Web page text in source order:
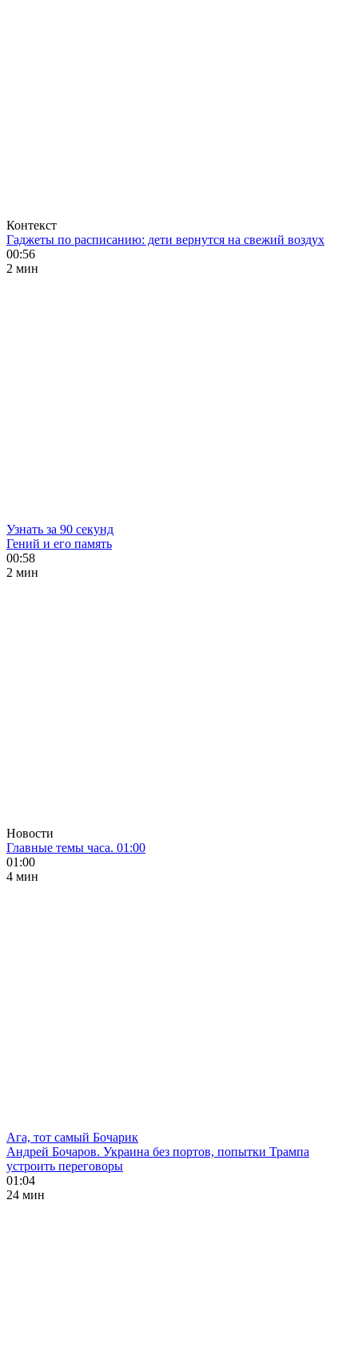
Контекст
Гаджеты по расписанию: дети вернутся на свежий воздух
00:56
2 мин
Узнать за 90 секунд
Гений и его память
00:58
2 мин
Новости
Главные темы часа. 01:00
01:00
4 мин
Ага, тот самый Бочарик
Андрей Бочаров. Украина без портов, попытки Трампа
устроить переговоры
01:04
24 мин